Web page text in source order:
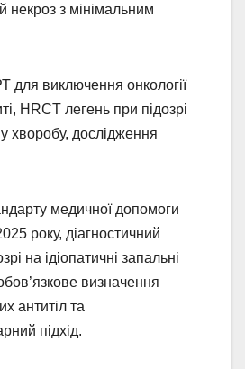
некроз з мінімальним
для виключення онкології
HRCT легень при підозрі
хворобу, дослідження
медичної допомоги
року, діагностичний
на ідіопатичні запальні
визначення
антитіл та
підхід.